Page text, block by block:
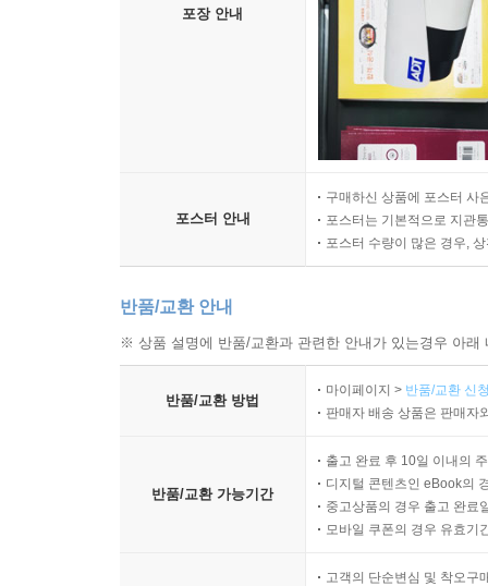
포장 안내
포스터 안내
구매하신 상품에 포스터 사
포스터는 기본적으로 지관
포스터 수량이 많은 경우,
반품/교환 안내
※ 상품 설명에 반품/교환과 관련한 안내가 있는경우 아
반품/교환 방법
마이페이지 > 반품/교환 신
판매자 배송 상품은 판매자
반품/교환 가능기간
출고 완료 후 10일 이내의
디지털 콘텐츠인 eBook의
중고상품의 경우 출고 완료
모바일 쿠폰의 경우 유효기
고객의 단순변심 및 착오구